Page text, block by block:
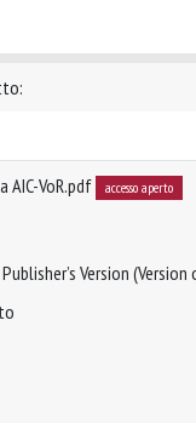
AIC-VoR.pdf accesso aperto
Version (Version